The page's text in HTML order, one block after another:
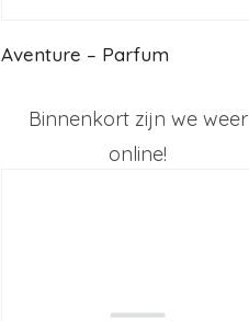
Aventure – Parfum
Binnenkort zijn we weer
online!